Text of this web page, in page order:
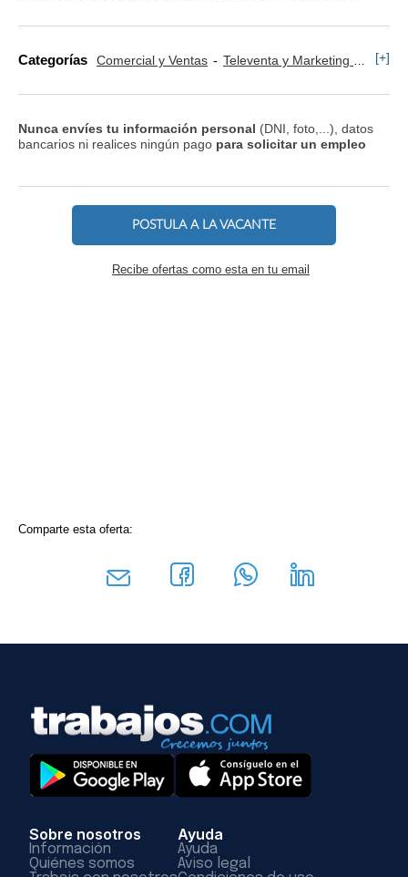
Categorías Comercial y Ventas Televenta y Marketing Telefónico [+]
Nunca envíes tu información personal (DNI, foto,...), datos
bancarios ni realices ningún pago para solicitar un empleo
POSTULA A LA VACANTE
Recibe ofertas como esta en tu email
Comparte esta oferta:
Sobre nosotros
Información
Quiénes somos
Ayuda
Ayuda
Aviso legal